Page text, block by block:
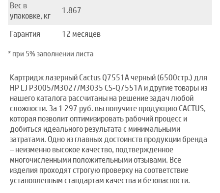
Вес в
упаковке, кг
1.867
Гарантия 12 месяцев
* при 5% заполнении листа
Картридж лазерный Cactus Q7551A черный (6500стр.) для
HP LJ P3005/M3027/M3035 CS-Q7551A и другие товары из
нашего каталога рассчитаны на решение задач любой
сложности. За 1 297 руб. вы получите продукцию CACTUS,
которая позволит оптимизировать рабочий процесс и
добиться идеального результата с минимальными
затратами. Одно из главных достоинств продукции бренда
– неизменно высокое качество, подтвержденное
многочисленными положительными отзывами. Все
изделия проходят строгую проверку на соответствие
установленным стандартам качества и безопасности.